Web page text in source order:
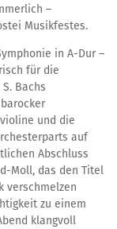
–
Musikfestes.
in A-Dur –
für die
Bachs
und die
auf
Abschluss
Moll, das den Titel
verschmelzen
zu einem
klangvoll